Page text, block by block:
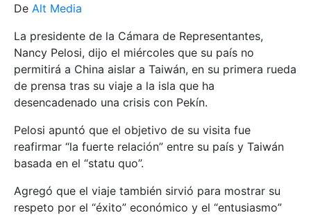
De Alt Media
La presidente de la Cámara de Representantes,
Nancy Pelosi, dijo el miércoles que su país no
permitirá a China aislar a Taiwán, en su primera rueda
de prensa tras su viaje a la isla que ha
desencadenado una crisis con Pekín.
Pelosi apuntó que el objetivo de su visita fue
reafirmar “la fuerte relación” entre su país y Taiwán
basada en el “statu quo”.
Agregó que el viaje también sirvió para mostrar su
respeto por el “éxito” económico y el “entusiasmo”